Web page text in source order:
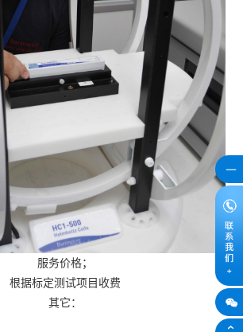
服务价格；
根据标定测试项目收费
其它：